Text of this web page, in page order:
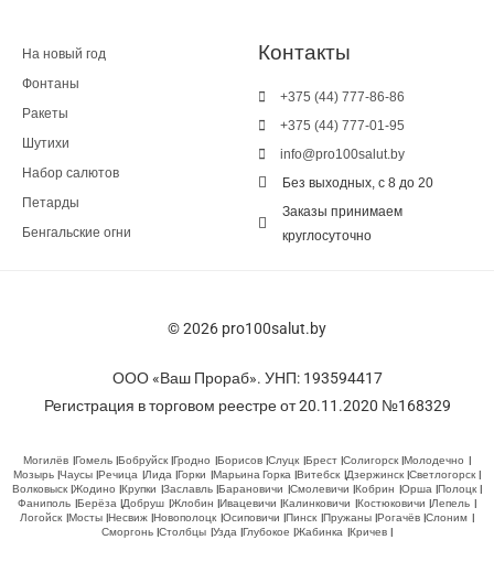
На новый год
Фонтаны
Ракеты
Шутихи
Набор салютов
Петарды
Бенгальские огни
Контакты
+375 (44) 777-86-86
+375 (44) 777-01-95
info@pro100salut.by
Без выходных, с 8 до 20
Заказы принимаем
круглосуточно
© 2026 pro100salut.by
ООО «Ваш Прораб». УНП: 193594417
Регистрация в торговом реестре от 20.11.2020 №168329
Могилёв Гомель Бобруйск Гродно Борисов Слуцк Брест Солигорск Молодечно
Мозырь Чаусы Речица Лида Горки Марьина Горка Витебск Дзержинск Светлогорск
Волковыск Жодино Крупки Заславль Барановичи Смолевичи Кобрин Орша Полоцк
Фаниполь Берёза Добруш Жлобин Ивацевичи Калинковичи Костюковичи Лепель
Логойск Мосты Несвиж Новополоцк Осиповичи Пинск Пружаны Рогачёв Слоним
Сморгонь Столбцы Узда Глубокое Жабинка Кричев